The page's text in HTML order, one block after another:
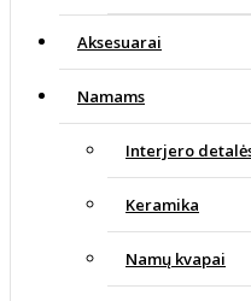
Aksesuarai
Namams
Interjero
Keramika
Namų kvapai